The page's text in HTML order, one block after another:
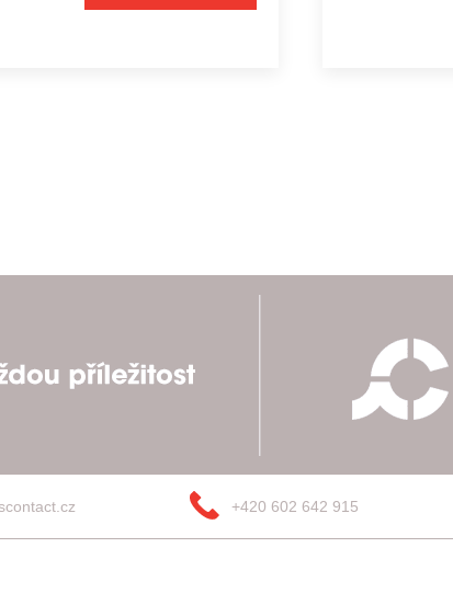
+420 602 642 915